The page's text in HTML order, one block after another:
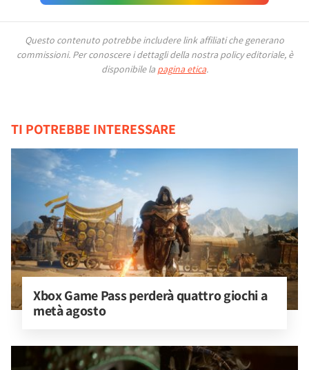
Questo contenuto potrebbe includere link affiliati che generano
commissioni. Per conoscere i dettagli della nostra policy editoriale, è
disponibile la pagina etica.
TI POTREBBE INTERESSARE
Xbox Game Pass perderà quattro giochi a
metà agosto